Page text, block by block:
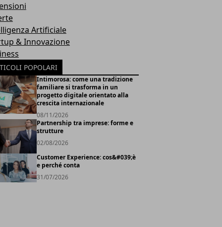
Artificiale
& Innovazione
POPOLARI
Intimorosa: come una tradizione
familiare si trasforma in un
progetto digitale orientato alla
crescita internazionale
08/11/2026
Partnership tra imprese: forme e
strutture
02/08/2026
Customer Experience: cos&#039;è
e perché conta
31/07/2026